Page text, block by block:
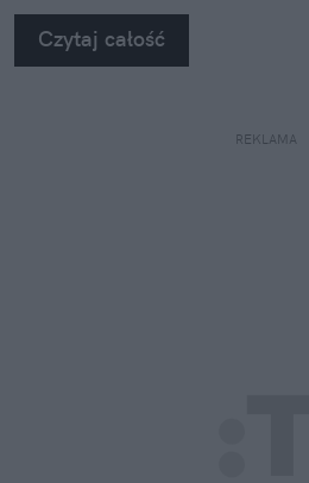
na własne oczy zobaczyć, jak
sobie z takimi uszkodzeniami.
Czytaj całość
REKLAMA